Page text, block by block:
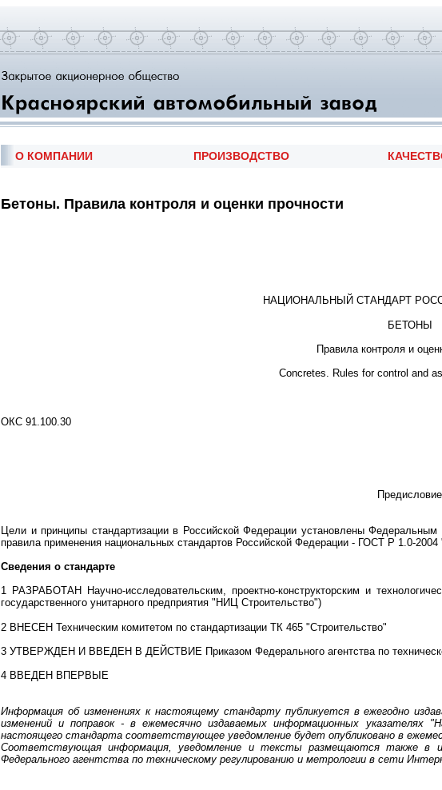
О КОМПАНИИ ПРОИЗВОДСТВО
Бетоны. Правила контроля и оценки прочности
НАЦИОНАЛЬНЫЙ СТАНДАРТ
БЕТОНЫ
Правила контроля и
Concretes. Rules for control and
ОКС 91.100.30
Предисловие
Цели и принципы стандартизации в Российской Федерации установлены
правила применения национальных стандартов Российской Федерации - ГОСТ Р 1.0-
Сведения о стандарте
1 РАЗРАБОТАН Научно-исследовательским, проектно-конструкторским и
государственного унитарного предприятия "НИЦ Строительство")
2 ВНЕСЕН Техническим комитетом по стандартизации ТК 465 "Строительство"
3 УТВЕРЖДЕН И ВВЕДЕН В ДЕЙСТВИЕ Приказом Федерального агентства по
4 ВВЕДЕН ВПЕРВЫЕ
Информация об изменениях к настоящему стандарту публикуется в ежегодно
изменений и поправок - в ежемесячно издаваемых информационных
настоящего стандарта соответствующее уведомление будет опубликовано в
Соответствующая информация, уведомление и тексты размещаются также в
Федерального агентства по техническому регулированию и метрологии в сети